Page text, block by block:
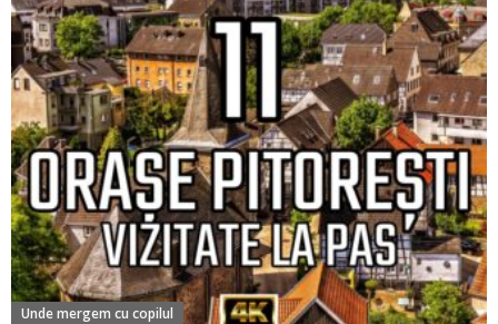
Unde mergem cu copilul